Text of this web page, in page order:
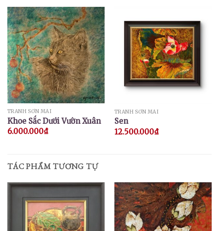
TRANH SƠN MÀI
Khoe Sắc Dưới Vườn Xuân
6.000.000₫
TRANH SƠN MÀI
Sen
12.500.000₫
TÁC PHẨM TƯƠNG TỰ